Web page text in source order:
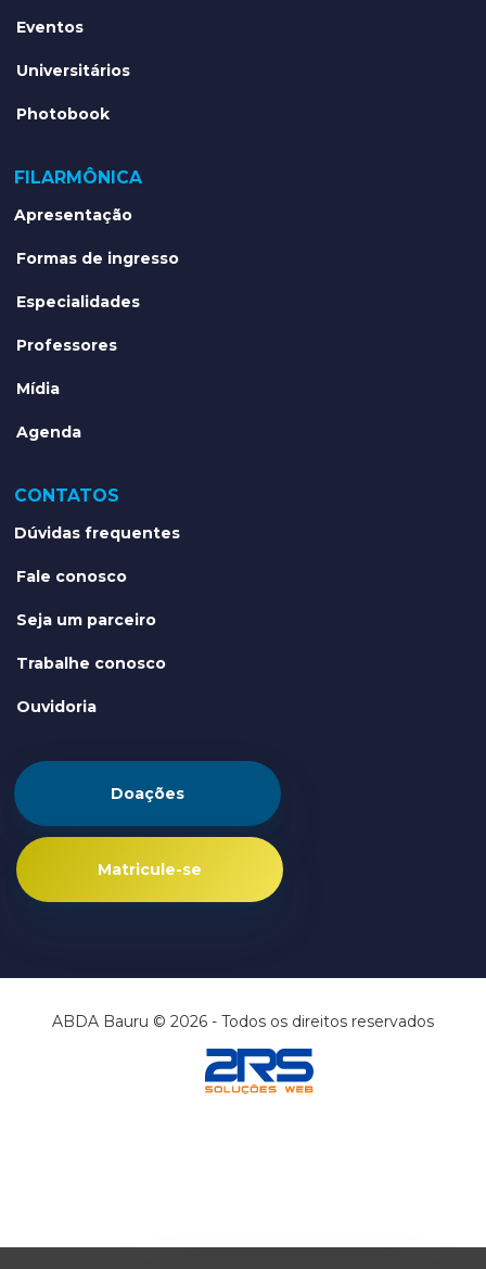
Eventos
Universitários
Photobook
FILARMÔNICA
Apresentação
Formas de ingresso
Especialidades
Professores
Mídia
Agenda
CONTATOS
Dúvidas frequentes
Fale conosco
Seja um parceiro
Trabalhe conosco
Ouvidoria
Doações
Matricule-se
ABDA Bauru © 2026 - Todos os direitos reservados